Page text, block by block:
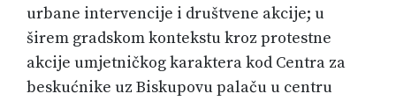
urbane intervencije i društvene akcije; u
širem gradskom kontekstu kroz protestne
akcije umjetničkog karaktera kod Centra za
beskućnike uz Biskupovu palaču u centru